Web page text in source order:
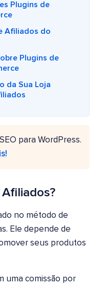
Plugins de
Afiliados do
Plugins de
da Sua Loja
para WordPress.
no método de
Ele depende de
seus produtos
uma comissão por